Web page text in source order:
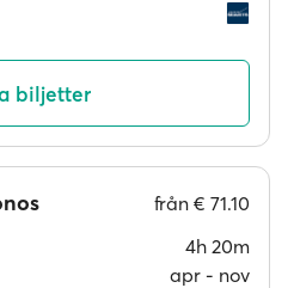
biljetter
från € 71.10
4h 20m
apr ‐ nov